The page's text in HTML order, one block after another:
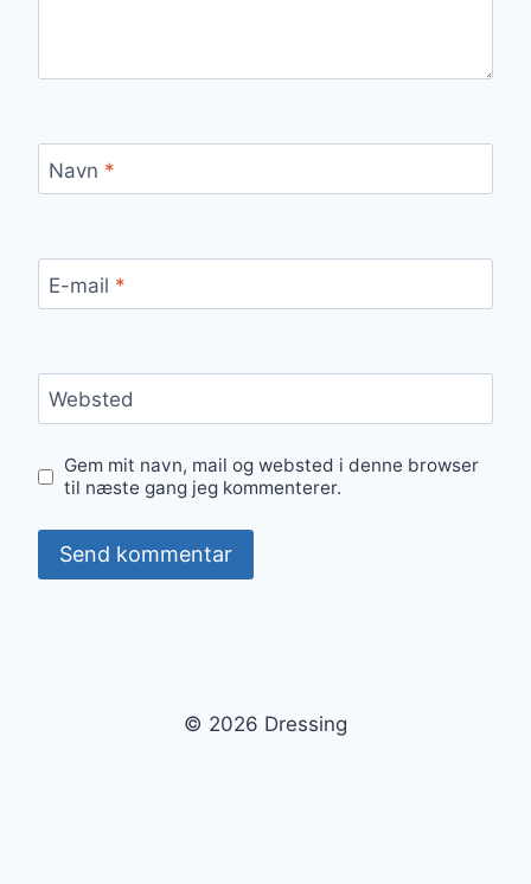
Navn *
E-mail *
Websted
Gem mit navn, mail og websted i denne browser
til næste gang jeg kommenterer.
© 2026 Dressing